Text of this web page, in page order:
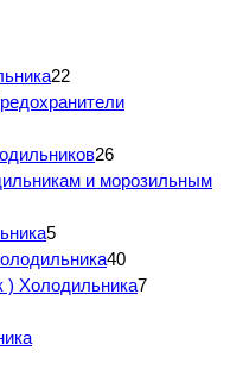
22
26
и морозильным
5
40
) Холодильника7